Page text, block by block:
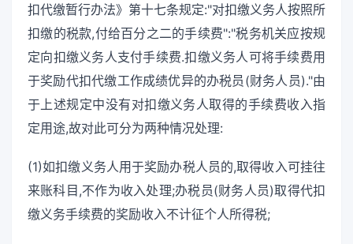
扣代缴暂行办法》第十七条规定:"对扣缴义务人按照所
扣缴的税款,付给百分之二的手续费":"税务机关应按规
定向扣缴义务人支付手续费.扣缴义务人可将手续费用
于奖励代扣代缴工作成绩优异的办税员(财务人员)."由
于上述规定中没有对扣缴义务人取得的手续费收入指
定用途,故对此可分为两种情况处理:
(1)如扣缴义务人用于奖励办税人员的,取得收入可挂往
来账科目,不作为收入处理;办税员(财务人员)取得代扣
缴义务手续费的奖励收入不计征个人所得税;